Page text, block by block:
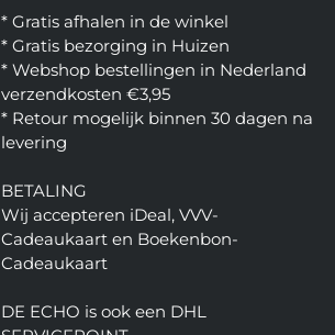
* Gratis afhalen in de winkel
* Gratis bezorging in Huizen
* Webshop bestellingen in Nederland
verzendkosten €3,95
* Retour mogelijk binnen 30 dagen na
levering
BETALING
Wij accepteren iDeal, VVV-
Cadeaukaart en Boekenbon-
Cadeaukaart
DE ECHO is ook een DHL